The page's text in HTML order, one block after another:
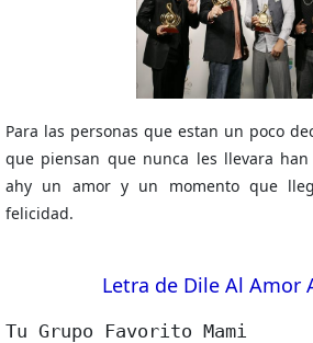
Para las personas que estan un poco
que piensan que nunca les llevara
ahy un amor y un momento que
felicidad.
Letra de Dile Al Amor
Tu Grupo Favorito Mami